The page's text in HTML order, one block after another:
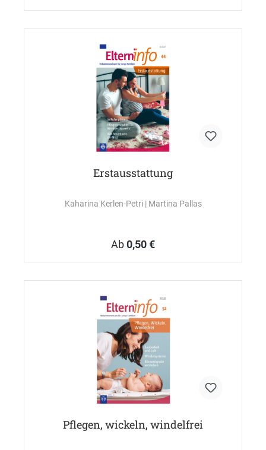
Erstausstattung
Kaharina Kerlen-Petri | Martina Pallas
Ab0,50 €
Pflegen, wickeln, windelfrei